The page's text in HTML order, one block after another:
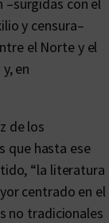
y censura–
el Norte y el
en
de los
que hasta ese
“la literatura
centrado en el
no tradicionales